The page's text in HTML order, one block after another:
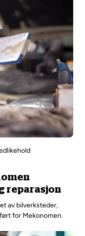
reparasjon
av bilverksteder,
for Mekonomen.